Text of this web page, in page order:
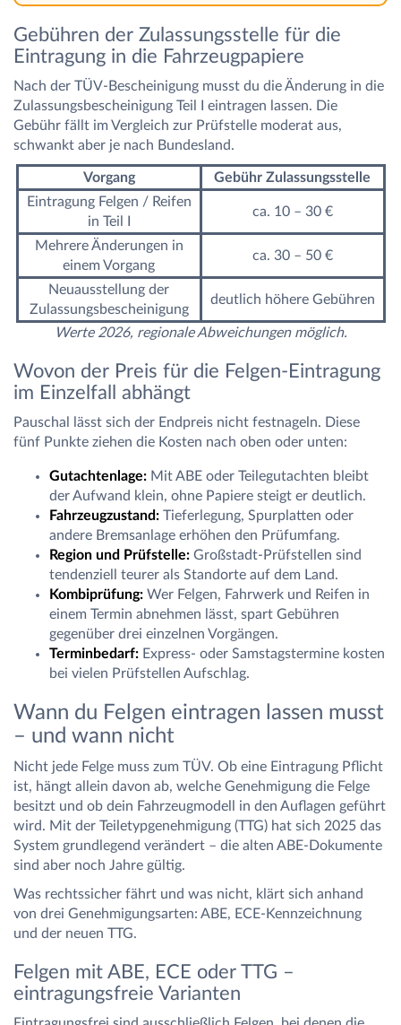
Gebühren der Zulassungsstelle für die
Eintragung in die Fahrzeugpapiere
Nach der TÜV-Bescheinigung musst du die Änderung in die
Zulassungsbescheinigung Teil I eintragen lassen. Die
Gebühr fällt im Vergleich zur Prüfstelle moderat aus,
schwankt aber je nach Bundesland.
Vorgang
Gebühr Zulassungsstelle
Eintragung Felgen / Reifen
in Teil I
ca. 10 – 30 €
Mehrere Änderungen in
einem Vorgang
ca. 30 – 50 €
Neuausstellung der
Zulassungsbescheinigung
deutlich höhere Gebühren
Werte 2026, regionale Abweichungen möglich.
Wovon der Preis für die Felgen-Eintragung
im Einzelfall abhängt
Pauschal lässt sich der Endpreis nicht festnageln. Diese
fünf Punkte ziehen die Kosten nach oben oder unten:
Gutachtenlage: Mit ABE oder Teilegutachten bleibt
der Aufwand klein, ohne Papiere steigt er deutlich.
Fahrzeugzustand: Tieferlegung, Spurplatten oder
andere Bremsanlage erhöhen den Prüfumfang.
Region und Prüfstelle: Großstadt-Prüfstellen sind
tendenziell teurer als Standorte auf dem Land.
Kombiprüfung: Wer Felgen, Fahrwerk und Reifen in
einem Termin abnehmen lässt, spart Gebühren
gegenüber drei einzelnen Vorgängen.
Terminbedarf: Express- oder Samstagstermine kosten
bei vielen Prüfstellen Aufschlag.
Wann du Felgen eintragen lassen musst
– und wann nicht
Nicht jede Felge muss zum TÜV. Ob eine Eintragung Pflicht
ist, hängt allein davon ab, welche Genehmigung die Felge
besitzt und ob dein Fahrzeugmodell in den Auflagen geführt
wird. Mit der Teiletypgenehmigung (TTG) hat sich 2025 das
System grundlegend verändert – die alten ABE-Dokumente
sind aber noch Jahre gültig.
Was rechtssicher fährt und was nicht, klärt sich anhand
von drei Genehmigungsarten: ABE, ECE-Kennzeichnung
und der neuen TTG.
Felgen mit ABE, ECE oder TTG –
eintragungsfreie Varianten